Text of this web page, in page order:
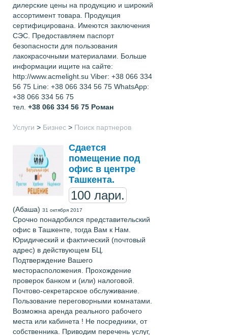
дилерские цены на продукцию и широкий
ассортимент товара. Продукция
сертифицирована. Имеются заключения
СЭС. Предоставляем паспорт
безопасности для пользования
лакокрасочными материалами. Больше
информации ищите на сайте:
http://www.acmelight.su Viber: +38 066 334
56 75 Line: +38 066 334 56 75 WhatsApp:
+38 066 334 56 75
тел. +38 066 334 56 75 Роман
Услуги > Бизнес > Поиск партнеров
Сдается
помещение под
офис в центре
Ташкента.
100 лари.
(Абаша) 31 октября 2017
Срочно понадобился представительский
офис в Ташкенте, тогда Вам к Нам.
Юридический и фактический (почтовый
адрес) в действующем БЦ.
Подтверждение Вашего
месторасположения. Прохождение
проверок банком и (или) налоговой.
Почтово-секретарское обслуживание.
Пользование переговорными комнатами.
Возможна аренда реального рабочего
места или кабинета ! Не посредники, от
собственника. Приводим перечень услуг,